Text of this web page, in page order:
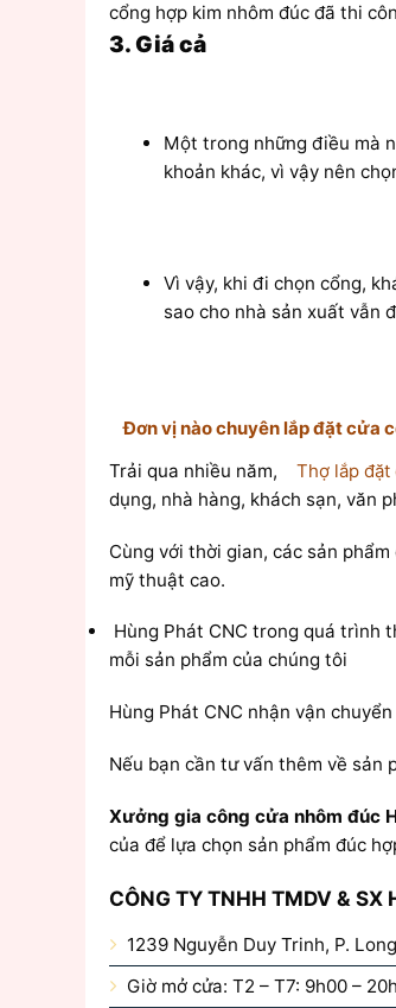
cổng hợp kim nhôm đúc đã thi
3. Giá cả
Một trong những điều mà
khoản khác, vì vậy nên
Vì vậy, khi đi chọn cổng,
sao cho nhà sản xuất vẫn
Đơn vị nào chuyên lắp đặt cửa
Trải qua nhiều năm,
Thợ lắp đặt
dụng, nhà hàng, khách sạn, văn
Cùng với thời gian, các sản
mỹ thuật cao.
Hùng Phát CNC trong quá trình
mỗi sản phẩm của chúng tôi
Hùng Phát CNC nhận vận chuyển
Nếu bạn cần tư vấn thêm về sản
Xưởng gia công cửa nhôm đúc
của để lựa chọn sản phẩm đúc
CÔNG TY TNHH TMDV & SX
1239 Nguyễn Duy Trinh, P.
Giờ mở cửa: T2 – T7: 9h00 –